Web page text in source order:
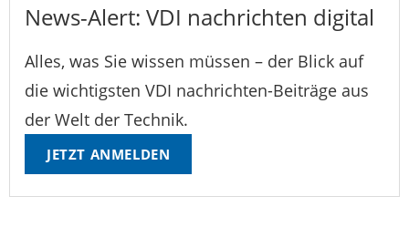
News-Alert: VDI nachrichten digital
Alles, was Sie wissen müssen – der Blick auf
die wichtigsten VDI nachrichten-Beiträge aus
der Welt der Technik.
JETZT ANMELDEN